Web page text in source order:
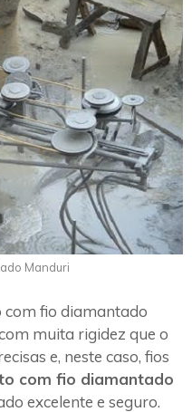
Manduri
com fio diamantado
muita rigidez que o
e, neste caso, fios
com fio diamantado
excelente e seguro.